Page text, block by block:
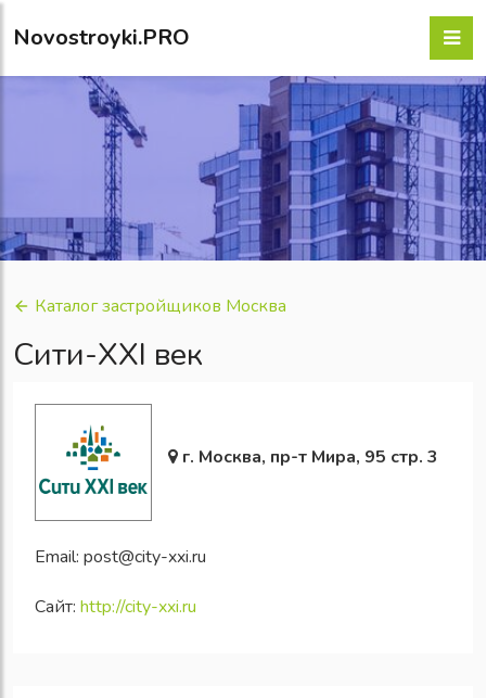
Novostroyki.PRO
Каталог застройщиков Москва
Сити-XXI век
г. Москва, пр-т Мира, 95 стр. 3
Email: post@city-xxi.ru
Сайт: http://city-xxi.ru